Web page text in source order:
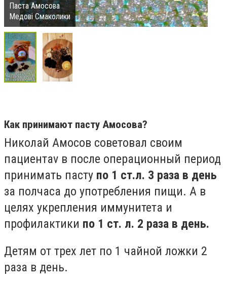
Паста Амосова
Медові Смаколики
Как принимают пасту Амосова?
Николай Амосов советовал своим
пациентаv в после операционный период
принимать пасту по 1 ст.л. 3 раза в день
за полчаса до употребления пищи. А в
целях укрепления иммунитета и
профилактики по 1 ст. л. 2 раза в день.
Детям от трех лет по 1 чайной ложки 2
раза в день.